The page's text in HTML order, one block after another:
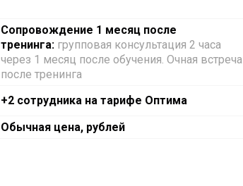
Сопровождение 1 месяц после
тренинга: групповая консультация 2 часа
через 1 месяц после обучения. Очная встреча
после тренинга
+2 сотрудника на тарифе Оптима
Обычная цена, рублей